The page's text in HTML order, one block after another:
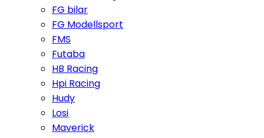
FG bilar
FG Modellsport
FMS
Futaba
HB Racing
Hpi Racing
Hudy
Losi
Maverick